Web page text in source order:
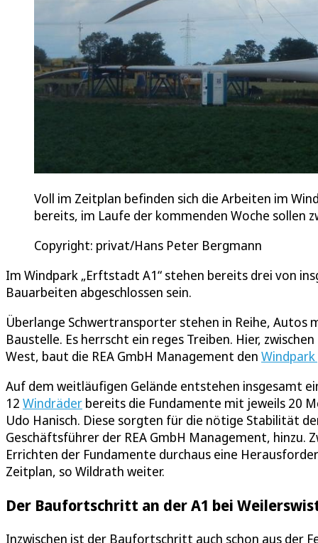
Voll im Zeitplan befinden sich die Arbeiten im
bereits, im Laufe der kommenden Woche sollen
Copyright: privat/Hans Peter Bergmann
Im Windpark „Erftstadt A1“ stehen bereits drei von
Bauarbeiten abgeschlossen sein.
Überlange Schwertransporter stehen in Reihe, Autos
Baustelle. Es herrscht ein reges Treiben. Hier,
West, baut die REA GmbH Management den
Auf dem weitläufigen Gelände entstehen insgesamt
12 Windräder bereits die Fundamente mit jeweils 20
Udo Hanisch. Diese sorgten für die nötige Stabilität
Geschäftsführer der REA GmbH Management,
Errichten der Fundamente durchaus eine
Zeitplan, so Wildrath weiter.
Der Baufortschritt an der A1 bei
Inzwischen ist der Baufortschritt auch schon aus der